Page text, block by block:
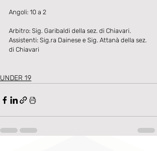
Angoli: 10 a 2
Arbitro: Sig. Garibaldi della sez. di Chiavari.
Assistenti: Sig.ra Dainese e Sig. Attanà della sez.
di Chiavari
UNDER 19